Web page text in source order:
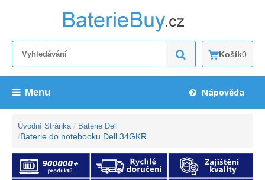
Košík0
Menu Nápověda
Úvodní Stránka Baterie Dell
Baterie do notebooku Dell 34GKR